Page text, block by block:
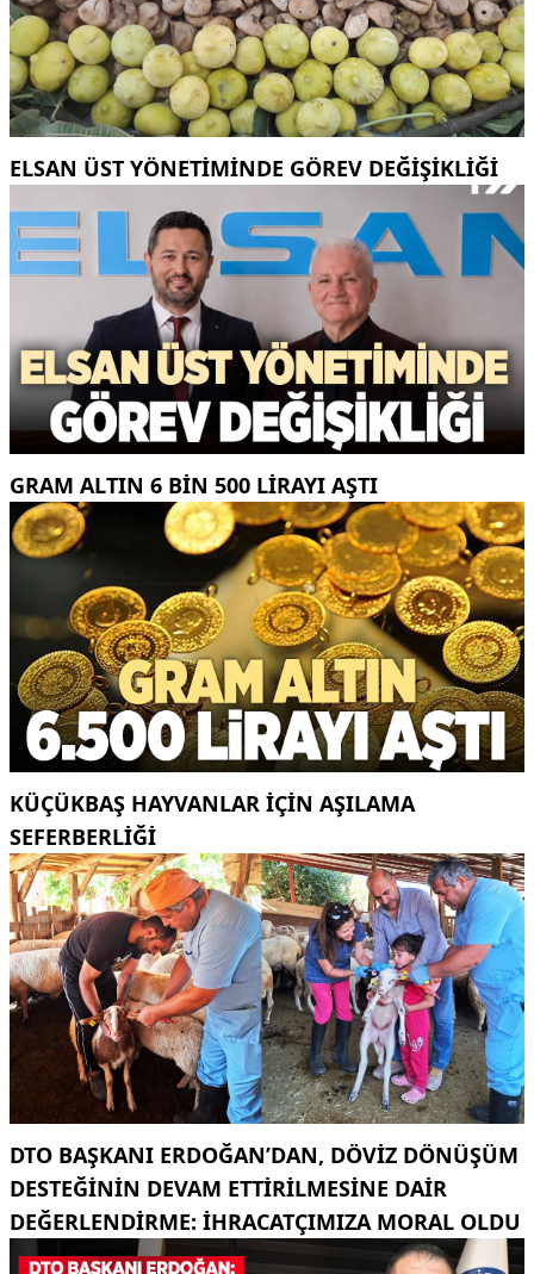
ELSAN ÜST YÖNETIMINDE GÖREV DEĞIŞIKLIĞI
GRAM ALTIN 6 BIN 500 LIRAYI AŞTI
KÜÇÜKBAŞ HAYVANLAR İÇİN AŞILAMA
SEFERBERLİĞİ
DTO BAŞKANI ERDOĞAN’DAN, DÖVIZ DÖNÜŞÜM
DESTEĞININ DEVAM ETTIRILMESINE DAIR
DEĞERLENDIRME: İHRACATÇIMIZA MORAL OLDU